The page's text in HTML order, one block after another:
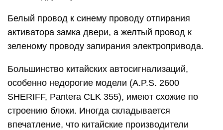
Белый провод к синему проводу отпирания
активатора замка двери, а желтый провод к
зеленому проводу запирания электропривода.
Большинство китайских автосигнализаций,
особенно недорогие модели (A.P.S. 2600
SHERIFF, Pantera CLK 355), имеют схожие по
строению блоки. Иногда складывается
впечатление, что китайские производители